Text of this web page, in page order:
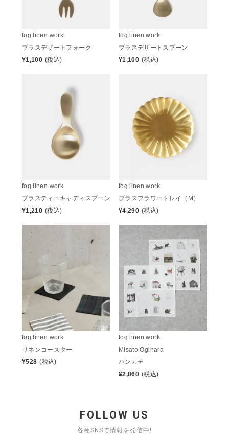
fog linen work
ブラスデザートフォーク
¥1,100 (税込)
fog linen work
ブラスデザートスプーン
¥1,100 (税込)
fog linen work
ブラスティーキャディスプーン
¥1,210 (税込)
fog linen work
ブラスフラワートレイ（M）
¥4,290 (税込)
fog linen work
リネンコースター
¥528 (税込)
fog linen work
Misato Ogihara
ハンカチ
¥2,860 (税込)
FOLLOW US
各種SNSで情報を発信中!